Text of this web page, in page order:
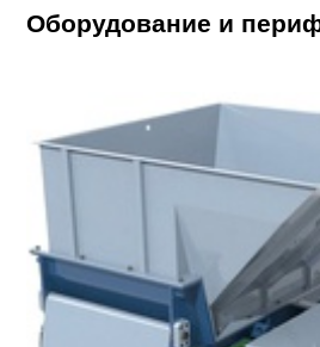
Оборудование и